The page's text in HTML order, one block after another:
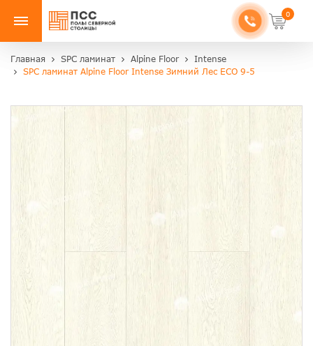
0
Главная SPC ламинат Alpine Floor
Intense
SPC ламинат Alpine Floor Intense Зимний Лес ЕСО 9-5